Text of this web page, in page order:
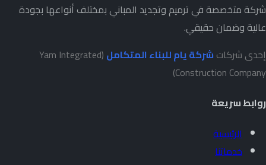
شركة متخصصة في ترميم وتجديد المباني بمختلف أنواعها بجودة
عالية وضمان حقيقي.
إحدى شركاتشركة يام للبناء المتكامل (Yam Integrated
Construction Company)
روابط سريعة
الرئيسية
خدماتنا